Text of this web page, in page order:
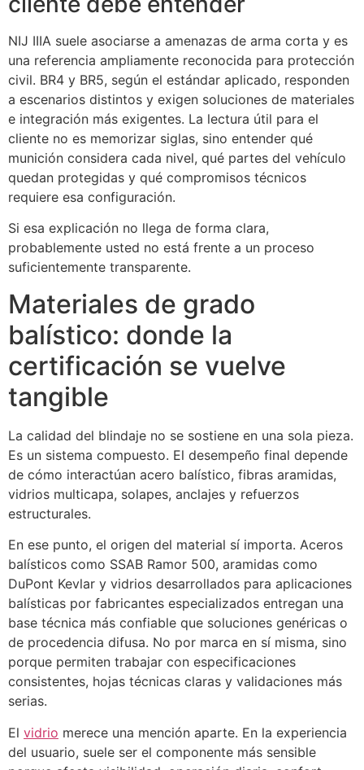
NIJ IIIA suele asociarse a amenazas de arma corta y es
una referencia ampliamente reconocida para protección
civil. BR4 y BR5, según el estándar aplicado, responden
a escenarios distintos y exigen soluciones de materiales
e integración más exigentes. La lectura útil para el
cliente no es memorizar siglas, sino entender qué
munición considera cada nivel, qué partes del vehículo
quedan protegidas y qué compromisos técnicos
requiere esa configuración.
Si esa explicación no llega de forma clara,
probablemente usted no está frente a un proceso
suficientemente transparente.
Materiales de grado
balístico: donde la
certificación se vuelve
tangible
La calidad del blindaje no se sostiene en una sola pieza.
Es un sistema compuesto. El desempeño final depende
de cómo interactúan acero balístico, fibras aramidas,
vidrios multicapa, solapes, anclajes y refuerzos
estructurales.
En ese punto, el origen del material sí importa. Aceros
balísticos como SSAB Ramor 500, aramidas como
DuPont Kevlar y vidrios desarrollados para aplicaciones
balísticas por fabricantes especializados entregan una
base técnica más confiable que soluciones genéricas o
de procedencia difusa. No por marca en sí misma, sino
porque permiten trabajar con especificaciones
consistentes, hojas técnicas claras y validaciones más
serias.
El vidrio merece una mención aparte. En la experiencia
del usuario, suele ser el componente más sensible